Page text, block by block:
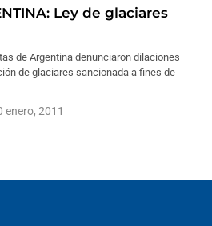
Ley de glaciares
de Argentina denunciaron dilaciones
de glaciares sancionada a fines de
enero, 2011